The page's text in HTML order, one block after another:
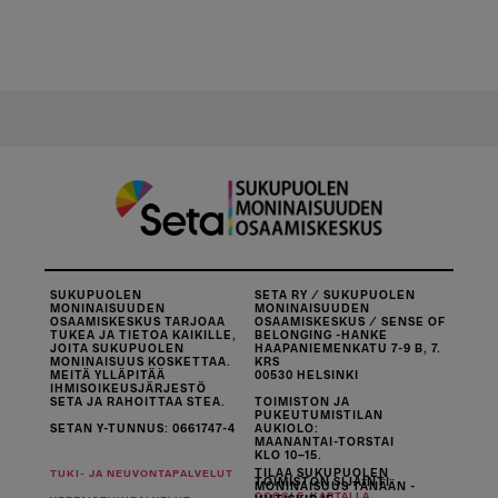
SUKUPUOLEN
MONINAISUUDEN
OSAAMISKESKUS TARJOAA
TUKEA JA TIETOA KAIKILLE,
JOITA SUKUPUOLEN
MONINAISUUS KOSKETTAA.
MEITÄ YLLÄPITÄÄ
IHMISOIKEUSJÄRJESTÖ
SETA JA RAHOITTAA STEA.
SETAN Y-TUNNUS: 0661747-4
SETA RY / SUKUPUOLEN
MONINAISUUDEN
OSAAMISKESKUS / SENSE OF
BELONGING -HANKE
HAAPANIEMENKATU 7-9 B, 7.
KRS
00530 HELSINKI
TOIMISTON JA
PUKEUTUMISTILAN
AUKIOLO:
MAANANTAI-TORSTAI
KLO 10–15.
TOIMISTON SIJAINTI
TUKI- JA NEUVONTAPALVELUT
TILAA SUKUPUOLEN
MONINAISUUS TÄNÄÄN -